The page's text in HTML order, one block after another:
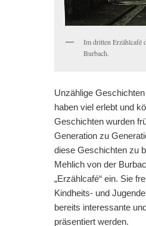
Im dritten Erzählcafé
Burbach.
Unzählige
haben viel erlebt und
Geschichten wurden
Generation zu
diese Geschichten zu
Mehlich von der
„Erzählcafé“ ein. Sie
Kindheits- und
bereits interessante
präsentiert werden.